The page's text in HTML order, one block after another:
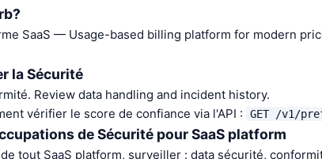
SaaS — Usage-based billing platform for modern
la Sécurité
Review data handling and incident history.
vérifier le score de confiance via l'API :
GET /v1/
de Sécurité pour SaaS platform
tout SaaS platform, surveiller : data sécurité,